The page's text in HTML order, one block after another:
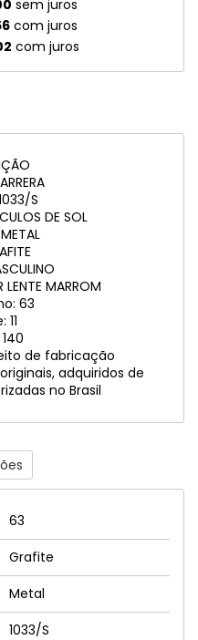
sem juros
com juros
com juros
S
DE SOL
MARROM
63
11
de fabricação
adquiridos de
no Brasil
63
Grafite
Metal
1033/S